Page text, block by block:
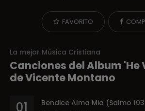
FAVORITO
La mejor Música Cristiana
Canciones del Album 'He
de Vicente Montano
01 Bendice Alma Mia (Salmo